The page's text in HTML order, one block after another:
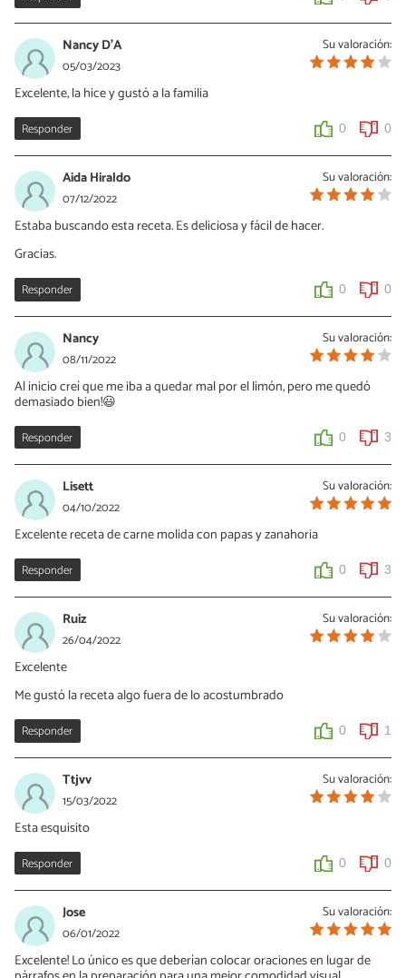
Su valoración:
Nancy D'A
05/03/2023
Excelente, la hice y gustó a la familia
Responder 0 0
Su valoración:
Aida Hiraldo
07/12/2022
Estaba buscando esta receta. Es deliciosa y fácil de hacer.
Gracias.
Responder 0 0
Su valoración:
Nancy
08/11/2022
Al inicio creí que me iba a quedar mal por el limón, pero me quedó
demasiado bien!😃
Responder 0 3
Su valoración:
Lisett
04/10/2022
Excelente receta de carne molida con papas y zanahoria
Responder 0 3
Su valoración:
Ruiz
26/04/2022
Excelente
Me gustó la receta algo fuera de lo acostumbrado
Responder 0 1
Su valoración:
Ttjvv
15/03/2022
Esta esquisito
Responder 0 0
Su valoración:
Jose
06/01/2022
Excelente! Lo único es que deberían colocar oraciones en lugar de